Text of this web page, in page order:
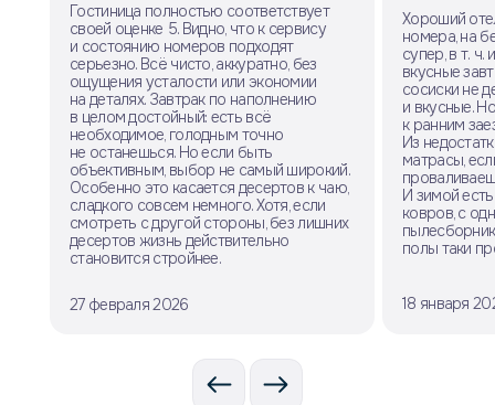
27 февраля 2026
Гостиница полностью соответствует
своей оценке 5. Видно, что к сервису
и состоянию номеров подходят
серьезно. Всё чисто, аккуратно, без
ощущения усталости или экономии
на деталях. Завтрак по наполнению
в целом достойный: есть всё
необходимое, голодным точно
не останешься. Но если быть
объективным, выбор не самый широкий.
Особенно это касается десертов к чаю,
сладкого совсем немного. Хотя, если
смотреть с другой стороны, без лишних
десертов жизнь действительно
становится стройнее.
18 января
Хороший
номера, на
супер, в т. ч.
вкусные
сосиски не
и вкусные.
к ранним
Из
матрасы,
И зимой
ковров, с
полы таки